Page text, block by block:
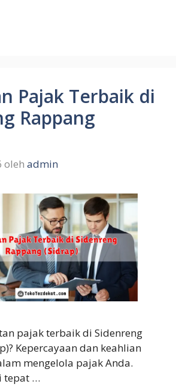
Pajak Terbaik di
Rappang
oleh admin
pajak terbaik di Sidenreng
Kepercayaan dan keahlian
mengelola pajak Anda.
tepat …